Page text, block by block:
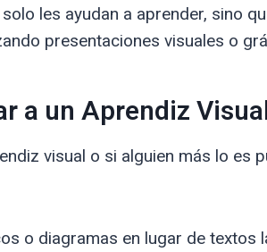
les ayudan a aprender, sino
presentaciones visuales o
a un Aprendiz
visual o si alguien más lo es
o diagramas en lugar de textos